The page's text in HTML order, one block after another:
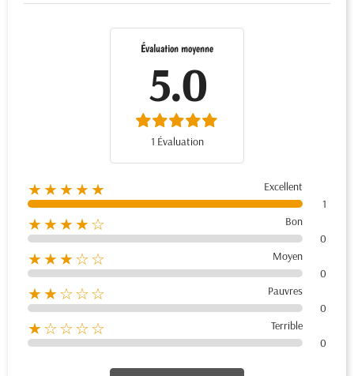
Évaluation moyenne
5.0
1 Évaluation
★★★★★
Excellent
1
★★★★☆
Bon
0
★★★☆☆
Moyen
0
★★☆☆☆
Pauvres
0
★☆☆☆☆
Terrible
0